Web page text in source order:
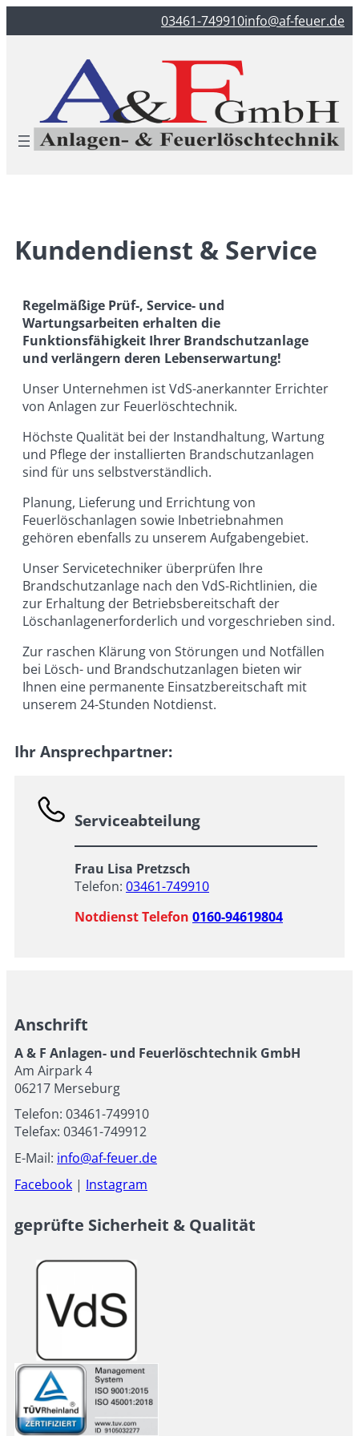
Inhalt
03461-749910info@af-feuer.de
Kundendienst & Service
Regelmäßige Prüf-, Service- und
Wartungsarbeiten erhalten die
Funktionsfähigkeit Ihrer Brandschutzanlage
und verlängern deren Lebenserwartung!
Unser Unternehmen ist VdS-anerkannter Errichter
von Anlagen zur Feuerlöschtechnik.
Höchste Qualität bei der Instandhaltung, Wartung
und Pflege der installierten Brandschutzanlagen
sind für uns selbstverständlich.
Planung, Lieferung und Errichtung von
Feuerlöschanlagen sowie Inbetriebnahmen
gehören ebenfalls zu unserem Aufgabengebiet.
Unser Servicetechniker überprüfen Ihre
Brandschutzanlage nach den VdS-Richtlinien, die
zur Erhaltung der Betriebsbereitschaft der
Löschanlagenerforderlich und vorgeschrieben sind.
Zur raschen Klärung von Störungen und Notfällen
bei Lösch- und Brandschutzanlagen bieten wir
Ihnen eine permanente Einsatzbereitschaft mit
unserem 24-Stunden Notdienst.
Ihr Ansprechpartner:
Serviceabteilung
Frau Lisa Pretzsch
Telefon: 03461-749910
Notdienst Telefon 0160-94619804
Anschrift
A & F Anlagen- und Feuerlöschtechnik GmbH
Am Airpark 4
06217 Merseburg
Telefon: 03461-749910
Telefax: 03461-749912
E-Mail: info@af-feuer.de
Facebook | Instagram
geprüfte Sicherheit & Qualität